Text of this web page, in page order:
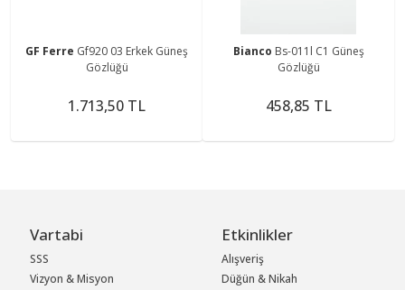
GF Ferre Gf920 03 Erkek Güneş
Gözlüğü
1.713,50 TL
Bianco Bs-011l C1 Güneş
Gözlüğü
458,85 TL
Vartabi
SSS
Vizyon & Misyon
Etkinlikler
Alışveriş
Düğün & Nikah